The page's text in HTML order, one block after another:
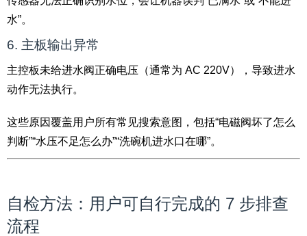
水”。
6. 主板输出异常
主控板未给进水阀正确电压（通常为 AC 220V），导致进水
动作无法执行。
这些原因覆盖用户所有常见搜索意图，包括“电磁阀坏了怎么
判断”“水压不足怎么办”“洗碗机进水口在哪”。
自检方法：用户可自行完成的 7 步排查
流程